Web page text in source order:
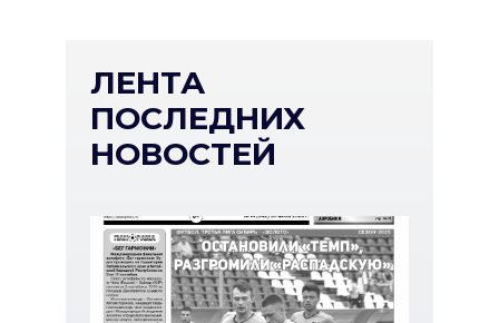
ЛЕНТА
ПОСЛЕДНИХ
НОВОСТЕЙ